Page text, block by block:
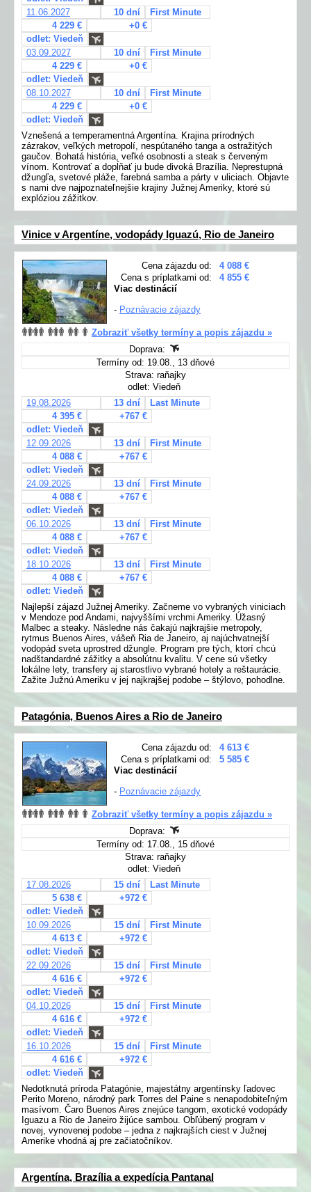
11.06.2027
10 dní
First Minute
4 229 €
+0 €
odlet: Viedeň
03.09.2027
10 dní
First Minute
4 229 €
+0 €
odlet: Viedeň
08.10.2027
10 dní
First Minute
4 229 €
+0 €
odlet: Viedeň
Vznešená a temperamentná Argentína. Krajina prírodných
zázrakov, veľkých metropolí, nespútaného tanga a ostražitých
gaučov. Bohatá história, veľké osobnosti a steak s červeným
vínom. Kontrovať a dopĺňať ju bude divoká Brazília. Neprestupná
džungľa, svetové pláže, farebná samba a párty v uliciach. Objavte
s nami dve najpoznateľnejšie krajiny Južnej Ameriky, ktoré sú
explóziou zážitkov.
Vinice v Argentíne, vodopády Iguazú, Rio de Janeiro
Cena zájazdu od:
4 088 €
Cena s príplatkami od:
4 855 €
Viac destinácií
- Poznávacie zájazdy
Zobraziť všetky termíny a popis zájazdu »
Doprava:
Termíny od: 19.08., 13 dňové
Strava: raňajky
odlet: Viedeň
19.08.2026
13 dní
Last Minute
4 395 €
+767 €
odlet: Viedeň
12.09.2026
13 dní
First Minute
4 088 €
+767 €
odlet: Viedeň
24.09.2026
13 dní
First Minute
4 088 €
+767 €
odlet: Viedeň
06.10.2026
13 dní
First Minute
4 088 €
+767 €
odlet: Viedeň
18.10.2026
13 dní
First Minute
4 088 €
+767 €
odlet: Viedeň
Najlepší zájazd Južnej Ameriky. Začneme vo vybraných viniciach
v Mendoze pod Andami, najvyššími vrchmi Ameriky. Úžasný
Malbec a steaky. Následne nás čakajú najkrajšie metropoly,
rytmus Buenos Aires, vášeň Ria de Janeiro, aj najúchvatnejší
vodopád sveta uprostred džungle. Program pre tých, ktorí chcú
nadštandardné zážitky a absolútnu kvalitu. V cene sú všetky
lokálne lety, transfery aj starostlivo vybrané hotely a reštaurácie.
Zažite Južnú Ameriku v jej najkrajšej podobe – štýlovo, pohodlne.
Patagónia, Buenos Aires a Rio de Janeiro
Cena zájazdu od:
4 613 €
Cena s príplatkami od:
5 585 €
Viac destinácií
- Poznávacie zájazdy
Zobraziť všetky termíny a popis zájazdu »
Doprava:
Termíny od: 17.08., 15 dňové
Strava: raňajky
odlet: Viedeň
17.08.2026
15 dní
Last Minute
5 638 €
+972 €
odlet: Viedeň
10.09.2026
15 dní
First Minute
4 613 €
+972 €
odlet: Viedeň
22.09.2026
15 dní
First Minute
4 616 €
+972 €
odlet: Viedeň
04.10.2026
15 dní
First Minute
4 616 €
+972 €
odlet: Viedeň
16.10.2026
15 dní
First Minute
4 616 €
+972 €
odlet: Viedeň
Nedotknutá príroda Patagónie, majestátny argentínsky ľadovec
Perito Moreno, národný park Torres del Paine s nenapodobiteľným
masívom. Čaro Buenos Aires znejúce tangom, exotické vodopády
Iguazu a Rio de Janeiro žijúce sambou. Obľúbený program v
novej, vynovenej podobe – jedna z najkrajších ciest v Južnej
Amerike vhodná aj pre začiatočníkov.
Argentína, Brazília a expedícia Pantanal